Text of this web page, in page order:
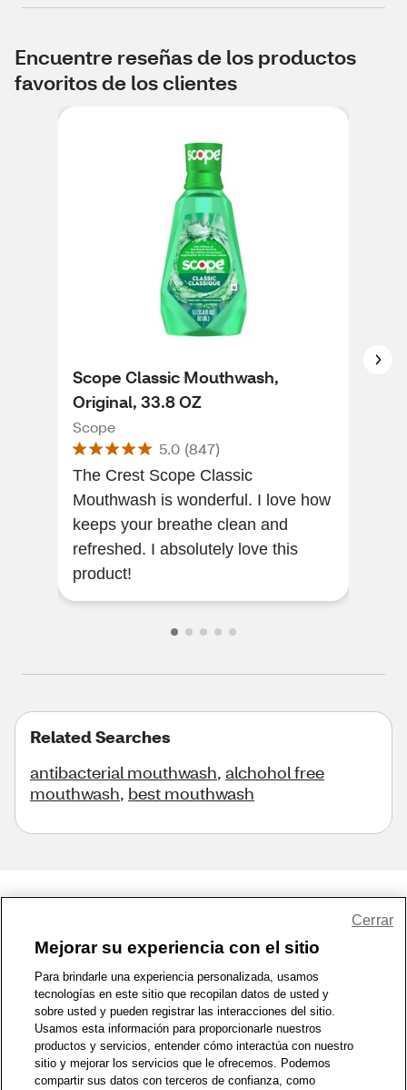
Encuentre reseñas de los productos
favoritos de los clientes
Scope Classic Mouthwash,
Original, 33.8 OZ
Scope
5.0 (847)
The Crest Scope Classic
Mouthwash is wonderful. I love how
keeps your breathe clean and
refreshed. I absolutely love this
product!
Related Searches
antibacterial mouthwash, alchohol free
mouthwash, best mouthwash
1-800-679-9691 | Contáctenos | Términos de Uso | Accesibilidad
Política de Privacidad | WA Privacy Policy | Mapa del sitio
Zona de Bienestar | © 1999 - 2026 CVS.com
Mejorar su experiencia con el sitio
Para brindarle una experiencia personalizada, usamos
tecnologías en este sitio que recopilan datos de usted y
sobre usted y pueden registrar las interacciones del sitio.
Usamos esta información para proporcionarle nuestros
productos y servicios, entender cómo interactúa con nuestro
sitio y mejorar los servicios que le ofrecemos. Podemos
compartir sus datos con terceros de confianza, como
Cerrar